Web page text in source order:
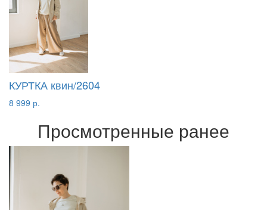
КУРТКА квин/2604
8 999 р.
Просмотренные ранее